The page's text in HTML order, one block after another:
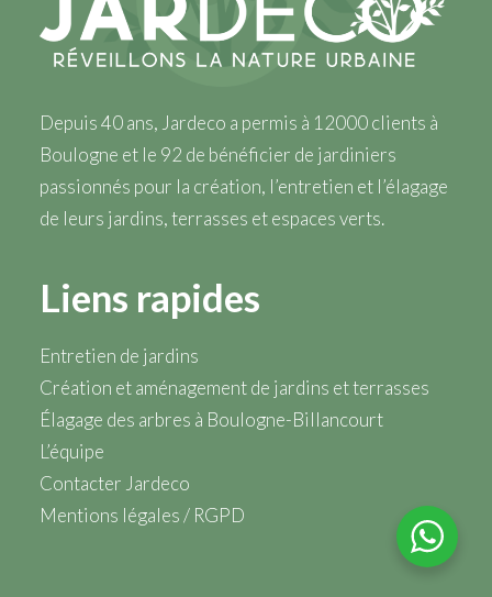
Depuis 40 ans, Jardeco a permis à 12000 clients à
Boulogne et le 92 de bénéficier de jardiniers
passionnés pour la création, l’entretien et l’élagage
de leurs jardins, terrasses et espaces verts.
Liens rapides
Entretien de jardins
Création et aménagement de jardins et terrasses
Élagage des arbres à Boulogne-Billancourt
L’équipe
Contacter Jardeco
Mentions légales / RGPD